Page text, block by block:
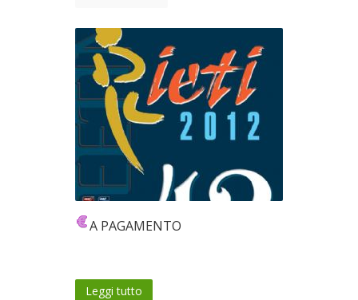
A PAGAMENTO
Leggi tutto